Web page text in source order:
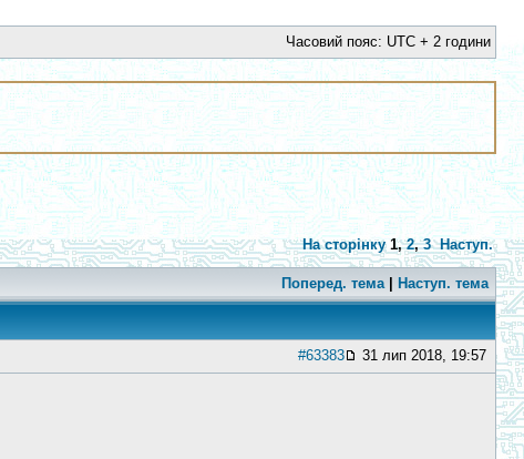
Часовий пояс: UTC + 2 години
На сторінку 1,2,3 Наступ.
Поперед. тема| Наступ. тема
#63383 31 лип 2018, 19:57